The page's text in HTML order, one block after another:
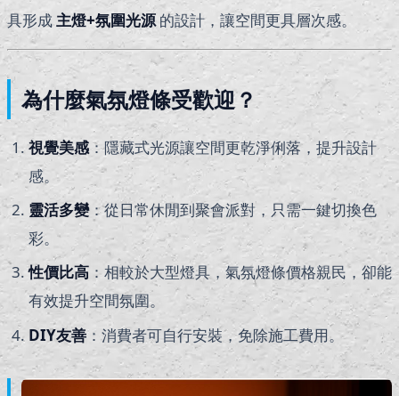
具形成主燈+氛圍光源的設計，讓空間更具層次感。
為什麼氣氛燈條受歡迎？
視覺美感：隱藏式光源讓空間更乾淨俐落，提升設計
感。
靈活多變：從日常休閒到聚會派對，只需一鍵切換色
彩。
性價比高 ：相較於大型燈具，氣氛燈條價格親民，卻能
有效提升空間氛圍。
DIY友善：消費者可自行安裝，免除施工費用。